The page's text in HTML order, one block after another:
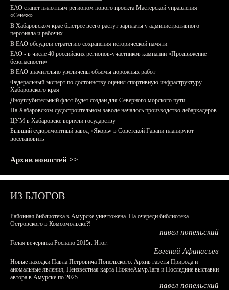
ЕАО станет пилотным регионом нового проекта Мастерской управления
«Сенеж»
В Хабаровском крае быстрее всего растут зарплаты у административного
персонала и рабочих
В ЕАО обсудили стратегию сохранения исторической памяти
ЕАО - в числе 40 российских регионов-участников кампании «Продвижение
безопасности»
В ЕАО значительно увеличены объемы дорожных работ
Федеральный эксперт по достоинству оценил спортивную инфраструктуру
Хабаровского края
Дноуглубительный флот будет создан для Северного морского пути
На Хабаровском судостроительном заводе началось производство дебаркадеров
ЦУМ в Хабаровске вернули государству
Бывший судоремонтный завод «Якорь» в Советской Гавани планируют
восстановить
Архив новостей >>
ИЗ БЛОГОВ
Районная библиотека в Амурске уничтожена. На очереди библиотека
Островского в Комсомольске?!
павел попельский
Голая вечеринка Роснано 2015г. Итог.
Евгений Афанасьев
Новые находки Павла Петровича Попельского: Архив газеты Природа и
аномальные явления, Неизвестная карта НижнеАмурЛага и Последние выставки
автора в Амурске по 2025
павел попельский